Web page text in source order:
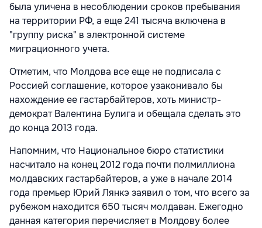
была уличена в несоблюдении сроков пребывания
на территории РФ, а еще 241 тысяча включена в
"группу риска" в электронной системе
миграционного учета.
Отметим, что Молдова все еще не подписала с
Россией соглашение, которое узаконивало бы
нахождение ее гастарбайтеров, хоть министр-
демократ Валентина Булига и обещала сделать это
до конца 2013 года.
Напомним, что Национальное бюро статистики
насчитало на конец 2012 года почти полмиллиона
молдавских гастарбайтеров, а уже в начале 2014
года премьер Юрий Лянкэ заявил о том, что всего за
рубежом находится 650 тысяч молдаван. Ежегодно
данная категория перечисляет в Молдову более